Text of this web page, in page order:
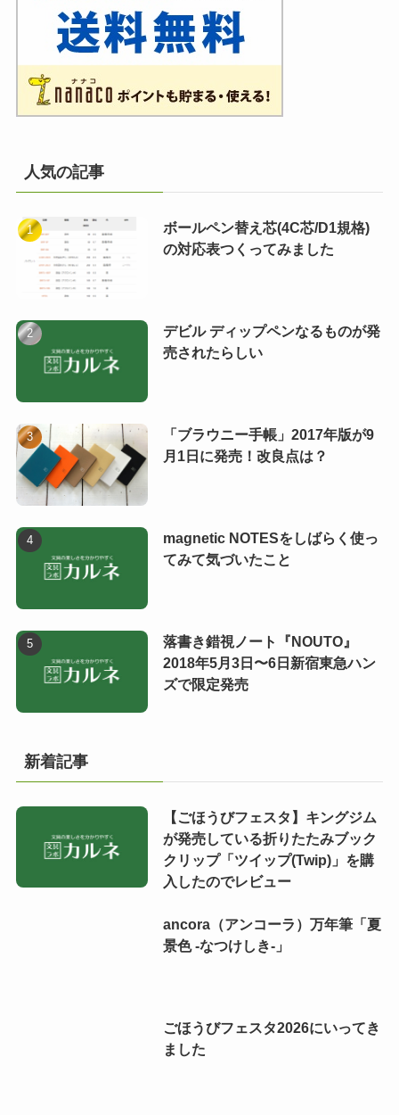
人気の記事
ボールペン替え芯(4C芯/D1規格)
の対応表つくってみました
デビル ディップペンなるものが発
売されたらしい
「ブラウニー手帳」2017年版が9
月1日に発売！改良点は？
magnetic NOTESをしばらく使っ
てみて気づいたこと
落書き錯視ノート『NOUTO』
2018年5月3日〜6日新宿東急ハン
ズで限定発売
新着記事
【ごほうびフェスタ】キングジム
が発売している折りたたみブック
クリップ「ツイップ(Twip)」を購
入したのでレビュー
ancora（アンコーラ）万年筆「夏
景色 -なつけしき-」
ごほうびフェスタ2026にいってき
ました